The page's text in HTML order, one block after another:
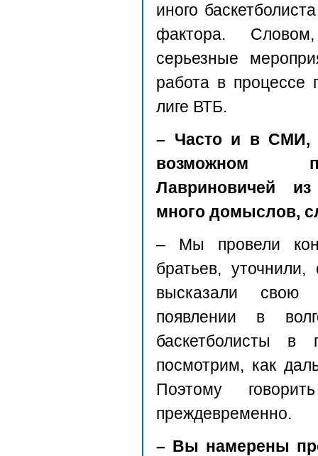
иного
фактора.
серьезные
работа в процессе
лиге ВТБ.
– Часто и в СМИ,
возможном
Лавриновичей
много домыслов,
– Мы провели
братьев,
высказали свою
появлении в
баскетболисты
посмотрим, как
Поэтому
преждевременно.
– Вы намерены